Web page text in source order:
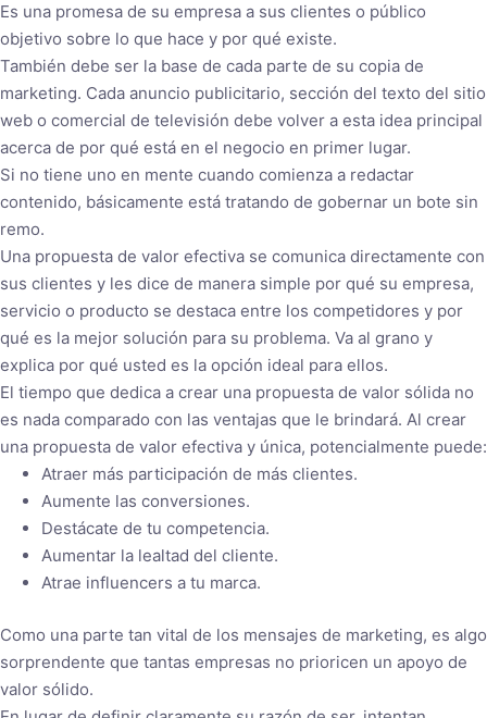
Es una promesa de su empresa a sus clientes o público
objetivo sobre lo que hace y por qué existe.
También debe ser la base de cada parte de su copia de
marketing. Cada anuncio publicitario, sección del texto del sitio
web o comercial de televisión debe volver a esta idea principal
acerca de por qué está en el negocio en primer lugar.
Si no tiene uno en mente cuando comienza a redactar
contenido, básicamente está tratando de gobernar un bote sin
remo.
Una propuesta de valor efectiva se comunica directamente con
sus clientes y les dice de manera simple por qué su empresa,
servicio o producto se destaca entre los competidores y por
qué es la mejor solución para su problema. Va al grano y
explica por qué usted es la opción ideal para ellos.
El tiempo que dedica a crear una propuesta de valor sólida no
es nada comparado con las ventajas que le brindará. Al crear
una propuesta de valor efectiva y única, potencialmente puede:
Atraer más participación de más clientes.
Aumente las conversiones.
Destácate de tu competencia.
Aumentar la lealtad del cliente.
Atrae influencers a tu marca.
Como una parte tan vital de los mensajes de marketing, es algo
sorprendente que tantas empresas no prioricen un apoyo de
valor sólido.